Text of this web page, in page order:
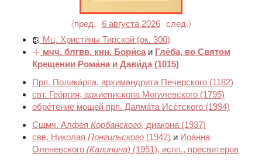
〈пред. 6 августа 2026
след.〉
Мц. Христи́ны Тирской (ок. 300)
мчч. блгвв. кнн. Бори́са и Гле́ба, во Святом
Крещении Рома́на и Дави́да (1015)
Прп. Полика́рпа, архимандрита Печерского (1182)
свт. Гео́ргия, архиепископа Могилевского (1795)
обре́тение мощей прп. Далма́та Исе́тского (1994)
Сщмч. Алфе́я Корбанского, диакона (1937)
свв. Николая Понгильского (1942) и Иоа́нна
Оленевского (Калинина) (1951), испп., пресвитеров